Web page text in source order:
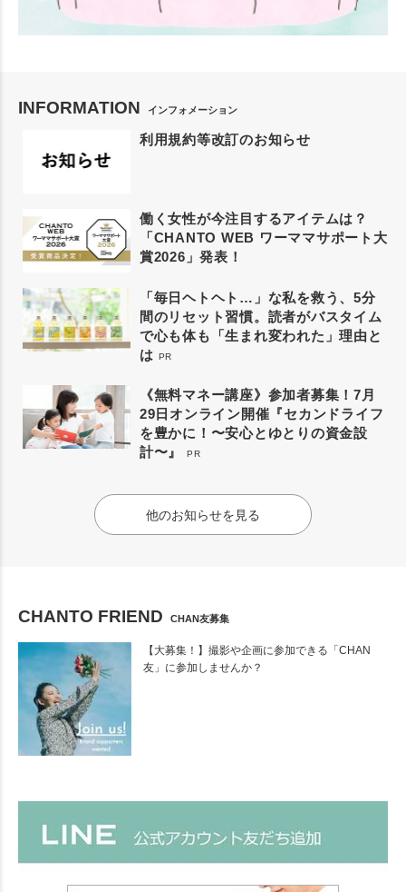
INFORMATION インフォメーション
利用規約等改訂のお知らせ
働く女性が今注目するアイテムは？
「CHANTO WEB ワーママサポート大
賞2026」発表！
「毎日ヘトヘト…」な私を救う、5分
間のリセット習慣。読者がバスタイム
で心も体も「生まれ変われた」理由と
は PR
《無料マネー講座》参加者募集！7月
29日オンライン開催『セカンドライフ
を豊かに！〜安心とゆとりの資金設
計〜』
PR
他のお知らせを見る
CHANTO FRIEND CHAN友募集
【大募集！】撮影や企画に参加できる「CHAN
友」に参加しませんか？